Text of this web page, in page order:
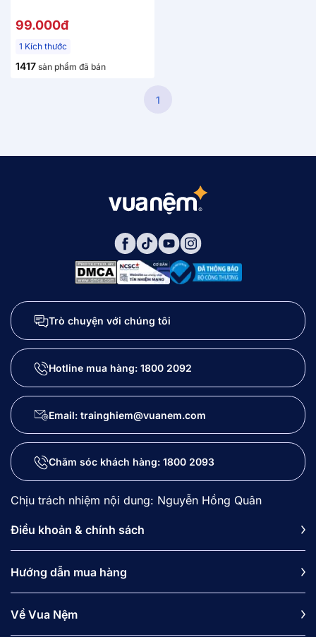
99.000đ
1 Kích thước
1417 sản phẩm đã bán
1
Trò chuyện với chúng tôi
Hotline mua hàng: 1800 2092
Email: trainghiem@vuanem.com
Chăm sóc khách hàng: 1800 2093
Chịu trách nhiệm nội dung: Nguyễn Hồng Quân
Điều khoản & chính sách
Hướng dẫn mua hàng
Về Vua Nệm